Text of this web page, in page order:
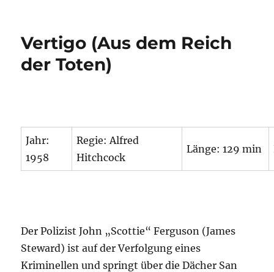
Vertigo (Aus dem Reich
der Toten)
Jahr:
1958
Regie: Alfred
Hitchcock
Länge: 129 min
Der Polizist John „Scottie“ Ferguson (James
Steward) ist auf der Verfolgung eines
Kriminellen und springt über die Dächer San